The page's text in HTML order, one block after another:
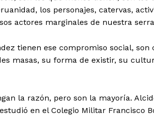
los personajes, catervas,
actores marginales de nuestra
tienen ese compromiso social, son
masas, su forma de existir, su
la razón, pero son la mayoría.
en el Colegio Militar Francisco